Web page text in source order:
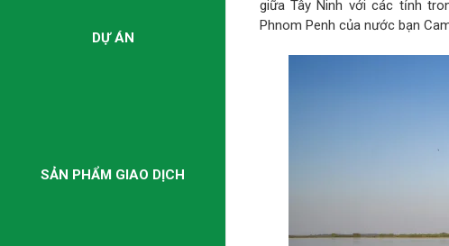
DỰ ÁN
SẢN PHẨM GIAO DỊCH
giữa Tây Ninh với các tỉnh
Phnom Penh của nước bạn